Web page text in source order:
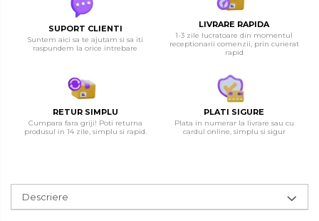
SUPORT CLIENTI
Suntem aici sa te ajutam si sa iti
raspundem la orice intrebare
LIVRARE RAPIDA
1-3 zile lucratoare din momentul
receptionarii comenzii, prin curierat
rapid
RETUR SIMPLU
Cumpara fara griji! Poti returna
produsul in 14 zile, simplu si rapid.
PLATI SIGURE
Plata in numerar la livrare sau cu
cardul online, simplu si sigur
Descriere